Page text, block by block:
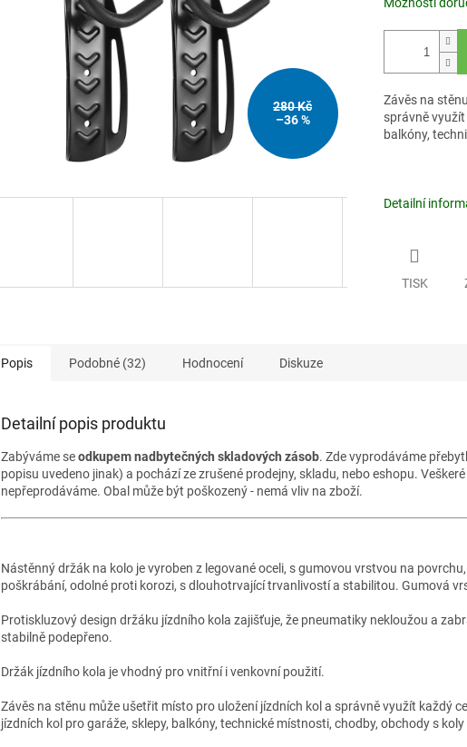
280 Kč
–36 %
Možnosti
Závěs na
správně
balkóny,
Detailní
TISK
Popis Podobné (32) Hodnocení Diskuze
Detailní popis produktu
Zabýváme seodkupem nadbytečných skladových zásob. Zde vyprodáváme
popisu uvedeno jinak) a pochází ze zrušené prodejny, skladu, nebo eshopu.
nepřeprodáváme. Obal může být poškozený - nemá vliv na zboží.
Nástěnný držák na kolo je vyroben z legované oceli, s gumovou vrstvou na
poškrábání, odolné proti korozi, s dlouhotrvající trvanlivostí a stabilitou. Gumová
Protiskluzový design držáku jízdního kola zajišťuje, že pneumatiky nekloužou a
stabilně podepřeno.
Držák jízdního kola je vhodný pro vnitřní i venkovní použití.
Závěs na stěnu může ušetřit místo pro uložení jízdních kol a správně využít každý
jízdních kol pro garáže, sklepy, balkóny, technické místnosti, chodby, obchody s